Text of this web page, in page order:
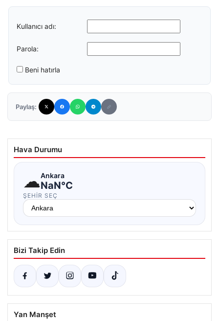
Kullanıcı adı:
Parola:
Beni hatırla
Paylaş:
Hava Durumu
☁Ankara
NaN°C
ŞEHIR SEÇ
Bizi Takip Edin
Yan Manşet